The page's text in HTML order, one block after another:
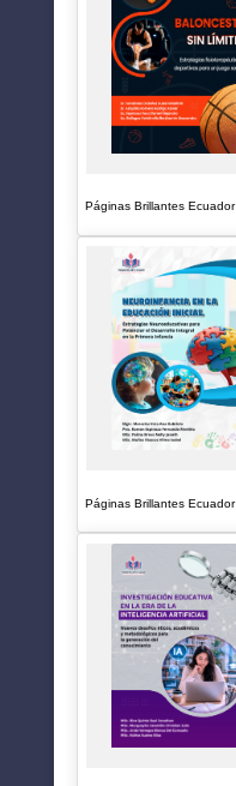
Páginas Brillantes Ecuador
Páginas Brillantes Ecuador